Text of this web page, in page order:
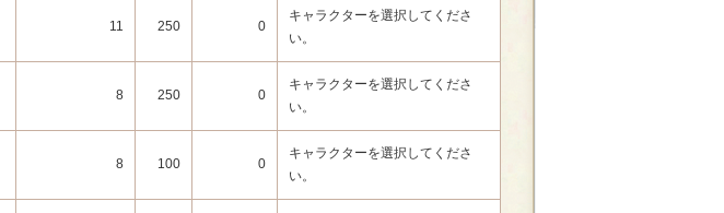
11 250 0
キャラクターを選択してくださ
い。
8 250 0
キャラクターを選択してくださ
い。
8 100 0
キャラクターを選択してくださ
い。